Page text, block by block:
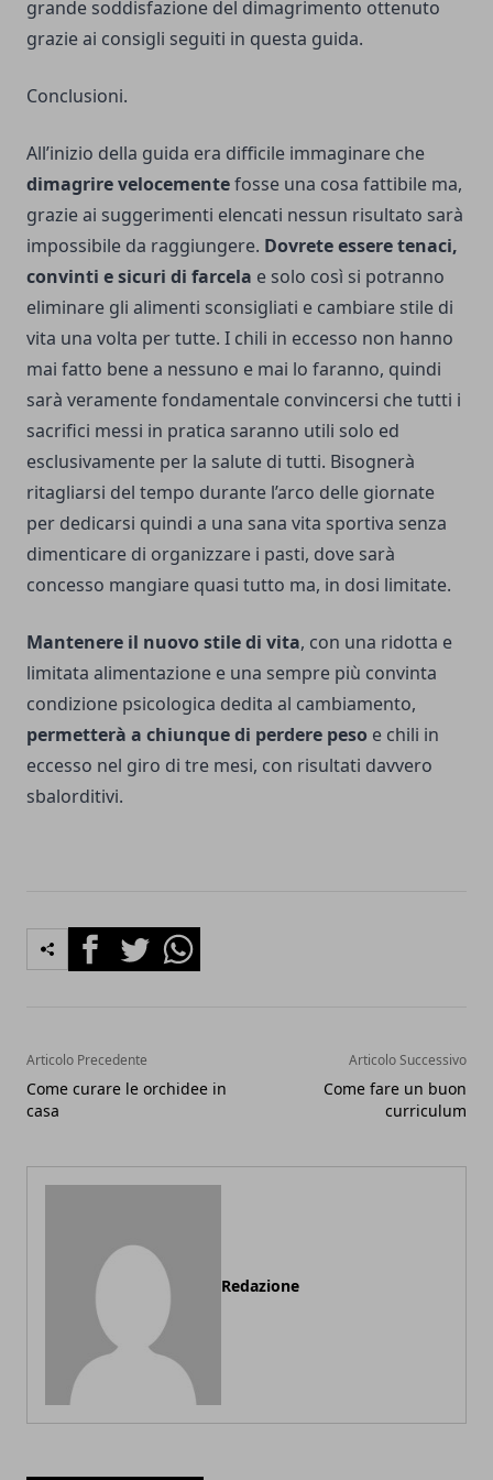
grande soddisfazione del dimagrimento ottenuto
grazie ai consigli seguiti in questa guida.
Conclusioni.
All’inizio della guida era difficile immaginare che
dimagrire velocementefosse una cosa fattibile ma,
grazie ai suggerimenti elencati nessun risultato sarà
impossibile da raggiungere. Dovrete essere tenaci,
convinti e sicuri di farcela e solo così si potranno
eliminare gli alimenti sconsigliati e cambiare stile di
vita una volta per tutte. I chili in eccesso non hanno
mai fatto bene a nessuno e mai lo faranno, quindi
sarà veramente fondamentale convincersi che tutti i
sacrifici messi in pratica saranno utili solo ed
esclusivamente per la salute di tutti. Bisognerà
ritagliarsi del tempo durante l’arco delle giornate
per dedicarsi quindi a una sana vita sportiva senza
dimenticare di organizzare i pasti, dove sarà
concesso mangiare quasi tutto ma, in dosi limitate.
Mantenere il nuovo stile di vita, con una ridotta e
limitata alimentazione e una sempre più convinta
condizione psicologica dedita al cambiamento,
permetterà a chiunque di perdere peso e chili in
eccesso nel giro di tre mesi, con risultati davvero
sbalorditivi.
FacebookTwitterWhatsapp
Articolo Precedente
Come curare le orchidee in
casa
Articolo Successivo
Come fare un buon
curriculum
Redazione